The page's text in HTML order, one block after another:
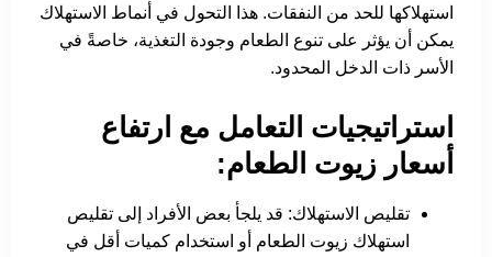
استهلاكها للحد من النفقات. هذا التحول في أنماط الاستهلاك
يمكن أن يؤثر على تنوع الطعام وجودة التغذية، خاصةً في
الأسر ذات الدخل المحدود.
استراتيجيات التعامل مع ارتفاع
أسعار زيوت الطعام:
تقليص الاستهلاك: قد يلجأ بعض الأفراد إلى تقليص
استهلاك زيوت الطعام أو استخدام كميات أقل في